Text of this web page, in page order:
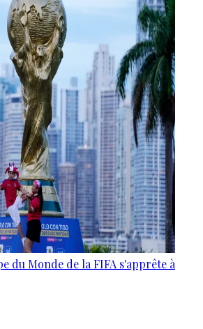
du Monde de la FIFA s'apprête à